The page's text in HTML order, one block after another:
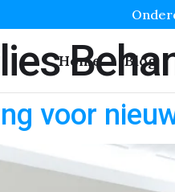
Home Blog
voor